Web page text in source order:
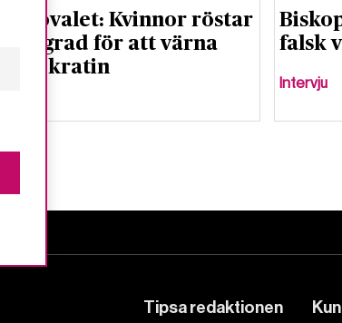
Kyrkovalet: Kvinnor röstar
i hög grad för att värna
demokratin
falsk
Intervju
Tipsa redaktionen